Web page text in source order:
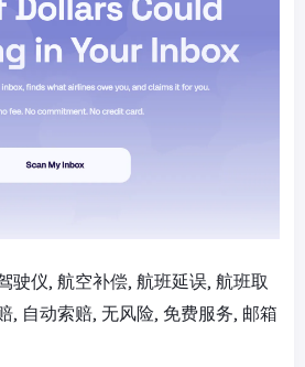
驶仪, 航空补偿, 航班延误, 航班取
, 自动索赔, 无风险, 免费服务, 邮箱